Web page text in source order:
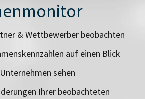
& Wettbewerber beobachten
auf einen Blick
sehen
Ihrer beobachteten